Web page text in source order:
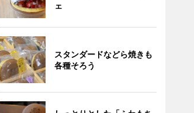
ェ
スタンダードなどら焼きも
各種そろう